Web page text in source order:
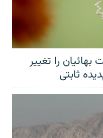
را تغییر
ثابتی